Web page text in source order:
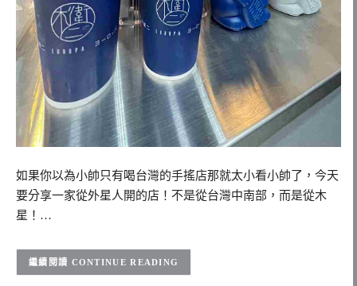
如果你以為小帥只有喝台灣的手搖店那就太小看小帥了，今天
要分享一家從外星人開的店！不是從台灣中南部，而是從木
星！…
CONTINUE READING